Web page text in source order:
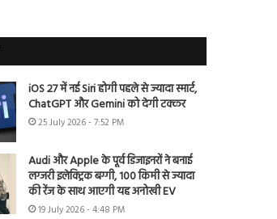
iOS 27 में नई Siri होगी पहले से ज्यादा स्मार्ट,
ChatGPT और Gemini को देगी टक्कर
25 July 2026 - 7:52 PM
Audi और Apple के पूर्व डिजाइनरों ने बनाई
लग्जरी इलेक्ट्रिक बग्गी, 100 किमी से ज्यादा
की रेंज के साथ आएगी यह अनोखी EV
19 July 2026 - 4:48 PM